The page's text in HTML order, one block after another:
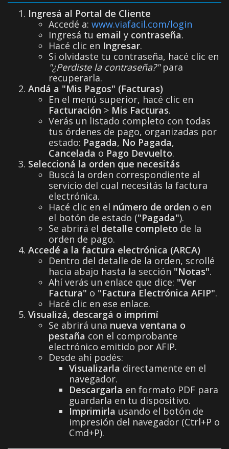
Ingresá al Portal de Cliente
Accedé a: www.viafacil.com/login
Ingresá tu email y contraseña.
Hacé clic en Ingresar.
Si olvidaste tu contraseña, hacé clic en
"¿Perdiste la contraseña?"para
recuperarla.
Andá a "Mis Pagos" (Facturas)
En el menú superior, hacé clic en
Facturación > Mis Facturas.
Verás un listado completo con todas
tus órdenes de pago, organizadas por
estado: Pagada, No Pagada,
Cancelada o Pago Devuelto.
Seleccioná la orden que necesitás
Buscá la orden correspondiente al
servicio del cual necesitás la factura
electrónica.
Hacé clic en el número de orden o en
el botón de estado ("Pagada").
Se abrirá el detalle completo de la
orden de pago.
Accedé a la factura electrónica (ARCA)
Dentro del detalle de la orden, scrollé
hacia abajo hasta la sección "Notas".
Ahí verás un enlace que dice: "Ver
Factura" o "Factura Electrónica AFIP".
Hacé clic en ese enlace.
Visualizá, descargá o imprimí
Se abrirá una nueva ventana o
pestaña con el comprobante
electrónico emitido por AFIP.
Desde ahí podés:
Visualizarla directamente en el
navegador.
Descargarla en formato PDF para
guardarla en tu dispositivo.
Imprimirla usando el botón de
impresión del navegador (Ctrl+P o
Cmd+P).